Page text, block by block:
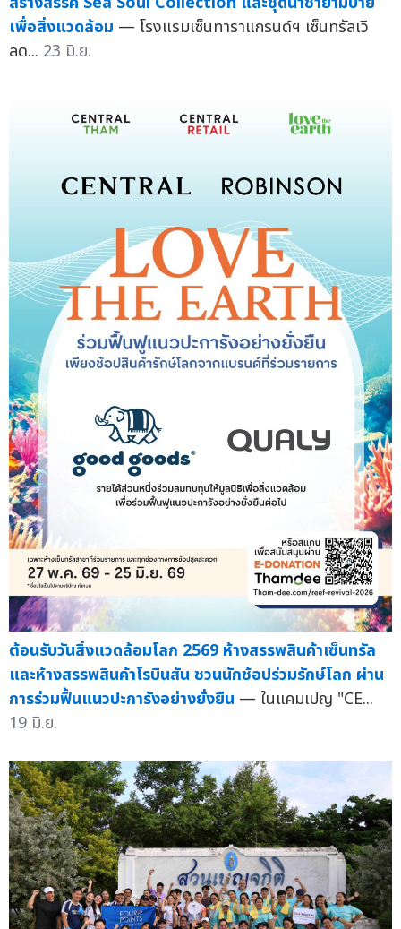
เพื่อสิ่งแวดล้อม — โรงแรมเซ็นทาราแกรนด์ฯ เซ็นทรัลเวิ
ลด... 23 มิ.ย.
ต้อนรับวันสิ่งแวดล้อมโลก 2569 ห้างสรรพสินค้าเซ็นทรัล
และห้างสรรพสินค้าโรบินสัน ชวนนักช้อปร่วมรักษ์โลก ผ่าน
การร่วมฟื้นแนวปะการังอย่างยั่งยืน — ในแคมเปญ "CE...
19 มิ.ย.